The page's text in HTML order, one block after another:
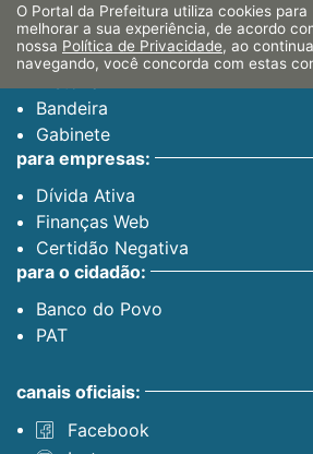
a cidade:
Bandeira
Gabinete
para empresas:
Dívida Ativa
Finanças Web
Certidão Negativa
para o cidadão:
Banco do Povo
PAT
canais oficiais:
Facebook
O Portal da Prefeitura utiliza cookies para
melhorar a sua experiência, de acordo
nossa Política de Privacidade, ao
navegando, você concorda com estas